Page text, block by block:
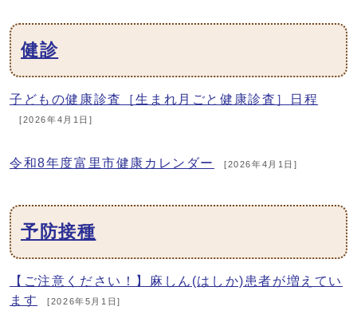
メインメニュー
健診
子どもの健康診査［生まれ月ごと健康診査］日程
[2026年4月1日]
令和8年度富里市健康カレンダー [2026年4月1日]
予防接種
【ご注意ください！】麻しん(はしか)患者が増えてい
ます
[2026年5月1日]